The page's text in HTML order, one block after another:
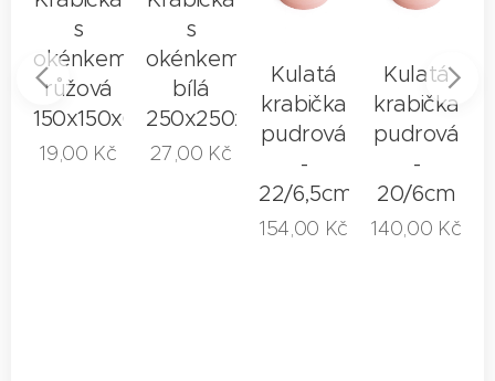
s
okénkem
růžová
150x150x60mm
19,00 Kč
s
okénkem
bílá
250x250x90mm
27,00 Kč
Kulatá
krabička
pudrová
-
22/6,5cm
154,00 Kč
Kulatá
krabička
pudrová
-
20/6cm
140,00 Kč